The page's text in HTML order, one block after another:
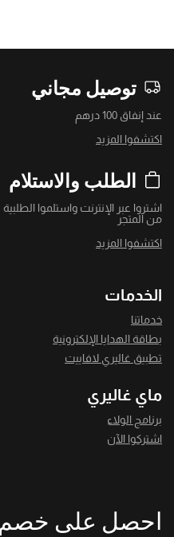
توصيل مجاني
عند إنفاق 100 درهم
اكتشفوا المزيد
الطلب والاستلام
اشتروا عبر الإنترنت واستلموا الطلبية
من المتجر
اكتشفوا المزيد
الخدمات
خدماتنا
بطاقة الهدايا الإلكترونية
تطبيق غاليري لافاييت
ماي غاليري
برنامج الولاء
اشتركوا الآن
احصل على خصم 10%